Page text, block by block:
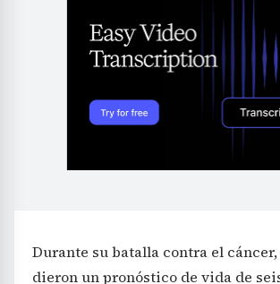
Durante su batalla contra el
dieron un pronóstico de vida de